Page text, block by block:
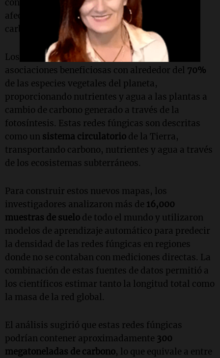
con los ecosistemas naturales, lo que podría
afectar la capacidad del suelo para almacenar
carbono y ciclar nutrientes.
Los hongos micorrízicos arbusculares
forman
asociaciones beneficiosas con alrededor del 70%
de las especies vegetales del planeta,
proporcionando nutrientes y agua a las plantas a
cambio de carbono generado a través de la
fotosíntesis. Estas redes fúngicas son descritas
como un sistema circulatorio de la Tierra,
transportando carbono, nutrientes y agua a través
de los ecosistemas subterráneos.
Para construir estos nuevos mapas, los
investigadores analizaron más de 16,000
muestras de suelo de todo el mundo y utilizaron
modelos de aprendizaje automático para predecir
la densidad de las redes fúngicas en regiones
donde no se contaban con mediciones directas. La
combinación de estas fuentes de datos permitió a
los científicos estimar tanto la longitud total como
la masa de la red global.
El análisis sugirió que estas redes fúngicas
podrían contener aproximadamente 300
megatoneladas de carbono, lo que equivale a entre